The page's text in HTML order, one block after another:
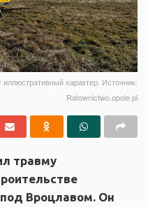
характер. Источник:
Ratownictwo.opole.pl
травму
Вроцлавом. Он